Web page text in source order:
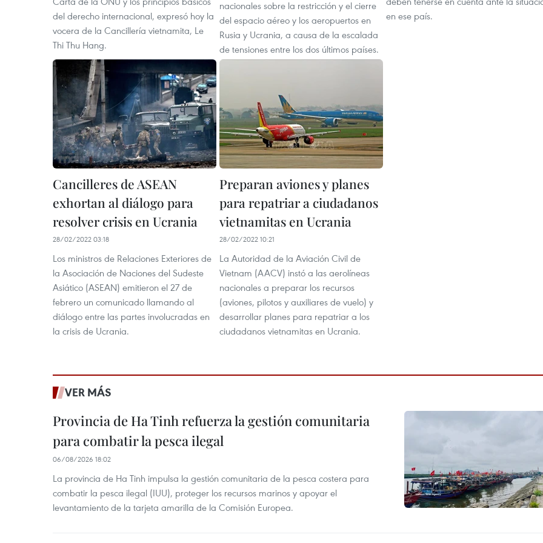
del derecho internacional, expresó hoy la
vocera de la Cancillería vietnamita, Le
Thi Thu Hang.
nacionales sobre la restricción y el cierre
del espacio aéreo y los aeropuertos en
Rusia y Ucrania, a causa de la escalada
de tensiones entre los dos últimos países.
en ese país.
Cancilleres de ASEAN
exhortan al diálogo para
resolver crisis en Ucrania
28/02/2022 03:18
Los ministros de Relaciones Exteriores de
la Asociación de Naciones del Sudeste
Asiático (ASEAN) emitieron el 27 de
febrero un comunicado llamando al
diálogo entre las partes involucradas en
la crisis de Ucrania.
Preparan aviones y planes
para repatriar a ciudadanos
vietnamitas en Ucrania
28/02/2022 10:21
La Autoridad de la Aviación Civil de
Vietnam (AACV) instó a las aerolíneas
nacionales a preparar los recursos
(aviones, pilotos y auxiliares de vuelo) y
desarrollar planes para repatriar a los
ciudadanos vietnamitas en Ucrania.
VER MÁS
Provincia de Ha Tinh refuerza la gestión comunitaria
para combatir la pesca ilegal
06/08/2026 18:02
La provincia de Ha Tinh impulsa la gestión comunitaria de la pesca costera para
combatir la pesca ilegal (IUU), proteger los recursos marinos y apoyar el
levantamiento de la tarjeta amarilla de la Comisión Europea.